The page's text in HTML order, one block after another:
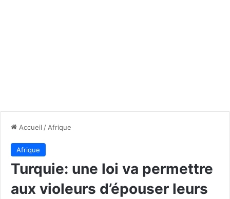
Accueil / Afrique
Afrique
Turquie: une loi va permettre
aux violeurs d’épouser leurs